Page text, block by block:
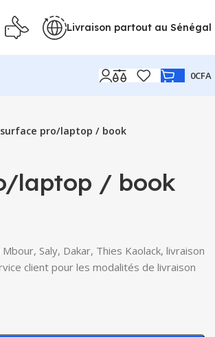
Livraison partout au Sénégal
0CFA
pro/laptop / book
laptop / book
Saly, Dakar, Thies Kaolack, livraison
client pour les modalités de livraison